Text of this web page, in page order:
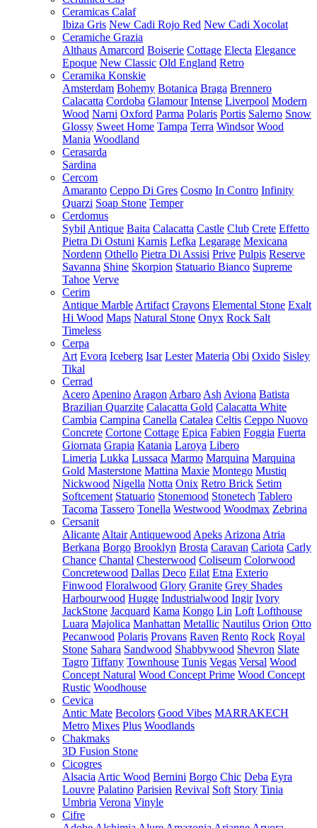
Ceramicas Calaf
Ibiza Gris New Cadi Rojo Red New Cadi Xocolat
Ceramiche Grazia
Althaus Amarcord Boiserie Cottage Electa Elegance
Epoque New Classic Old England Retro
Ceramika Konskie
Amsterdam Bohemy Botanica Braga Brennero
Calacatta Cordoba Glamour Intense Liverpool Modern
Wood Narni Oxford Parma Polaris Portis Salerno Snow
Glossy Sweet Home Tampa Terra Windsor Wood
Mania Woodland
Cerasarda
Sardina
Cercom
Amaranto Ceppo Di Gres Cosmo In Contro Infinity
Quarzi Soap Stone Temper
Cerdomus
Sybil Antique Baita Calacatta Castle Club Crete Effetto
Pietra Di Ostuni Karnis Lefka Legarage Mexicana
Nordenn Othello Pietra Di Assisi Prive Pulpis Reserve
Savanna Shine Skorpion Statuario Bianco Supreme
Tahoe Verve
Cerim
Antique Marble Artifact Crayons Elemental Stone Exalt
Hi Wood Maps Natural Stone Onyx Rock Salt
Timeless
Cerpa
Art Evora Iceberg Isar Lester Materia Obi Oxido Sisley
Tikal
Cerrad
Acero Apenino Aragon Arbaro Ash Aviona Batista
Brazilian Quarzite Calacatta Gold Calacatta White
Cambia Campina Canella Catalea Celtis Ceppo Nuovo
Concrete Cortone Cottage Epica Fabien Foggia Fuerta
Giornata Grapia Katania Laroya Libero
Limeria Lukka Lussaca Marmo Marquina Marquina
Gold Masterstone Mattina Maxie Montego Mustiq
Nickwood Nigella Notta Onix Retro Brick Setim
Softcement Statuario Stonemood Stonetech Tablero
Tacoma Tassero Tonella Westwood Woodmax Zebrina
Cersanit
Alicante Altair Antiquewood Apeks Arizona Atria
Berkana Borgo Brooklyn Brosta Caravan Cariota Carly
Chance Chantal Chesterwood Coliseum Colorwood
Concretewood Dallas Deco Eilat Etna Exterio
Finwood Floralwood Glory Granite Grey Shades
Harbourwood Hugge Industrialwood Ingir Ivory
JackStone Jacquard Kama Kongo Lin Loft Lofthouse
Luara Majolica Manhattan Metallic Nautilus Orion Otto
Pecanwood Polaris Provans Raven Rento Rock Royal
Stone Sahara Sandwood Shabbywood Shevron Slate
Tagro Tiffany Townhouse Tunis Vegas Versal Wood
Concept Natural Wood Concept Prime Wood Concept
Rustic Woodhouse
Cevica
Antic Mate Becolors Good Vibes MARRAKECH
Metro Mixes Plus Woodlands
Chakmaks
3D Fusion Stone
Cicogres
Alsacia Artic Wood Bernini Borgo Chic Deba Eyra
Louvre Palatino Parisien Revival Soft Story Tinia
Umbria Verona Vinyle
Cifre